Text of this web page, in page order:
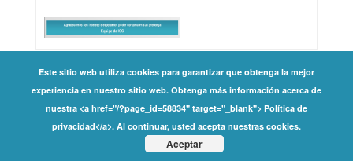
Copyright ©
2026 International Coaching Community | All Rights
Privacy Policy
Este sitio web utiliza cookies para garantizar que obtenga la mejor
experiencia en nuestro sitio web. Obtenga más información acerca de
nuestra <a href="/?page_id=58834" target="_blank"> Política de
privacidad</a>. Al continuar, usted acepta nuestras cookies.
Aceptar